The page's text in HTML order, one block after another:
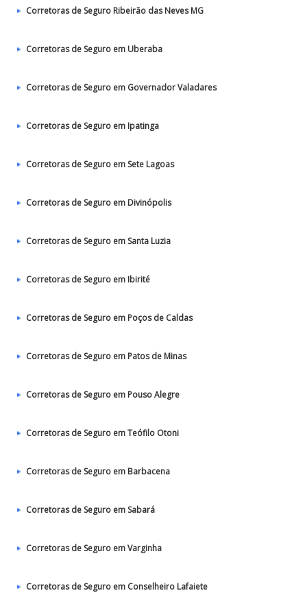
Corretoras de Seguro Ribeirão das Neves MG
Corretoras de Seguro em Uberaba
Corretoras de Seguro em Governador Valadares
Corretoras de Seguro em Ipatinga
Corretoras de Seguro em Sete Lagoas
Corretoras de Seguro em Divinópolis
Corretoras de Seguro em Santa Luzia
Corretoras de Seguro em Ibirité
Corretoras de Seguro em Poços de Caldas
Corretoras de Seguro em Patos de Minas
Corretoras de Seguro em Pouso Alegre
Corretoras de Seguro em Teófilo Otoni
Corretoras de Seguro em Barbacena
Corretoras de Seguro em Sabará
Corretoras de Seguro em Varginha
Corretoras de Seguro em Conselheiro Lafaiete